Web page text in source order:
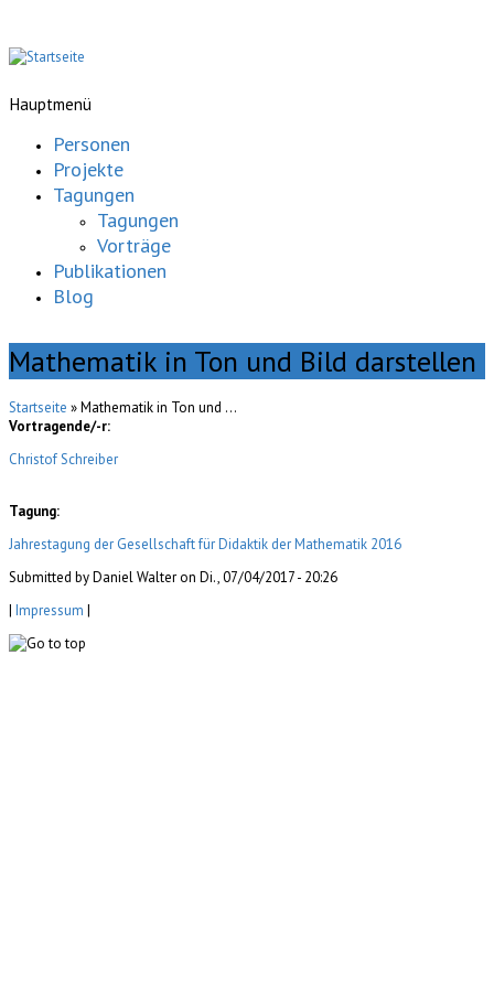
Hauptmenü
Personen
Projekte
Tagungen
Tagungen
Vorträge
Publikationen
Blog
Mathematik in Ton und Bild darstellen
Startseite » Mathematik in Ton und ...
Vortragende/-r:
Christof Schreiber
Tagung:
Jahrestagung der Gesellschaft für Didaktik der Mathematik 2016
Submitted by Daniel Walter on Di., 07/04/2017 - 20:26
| Impressum |